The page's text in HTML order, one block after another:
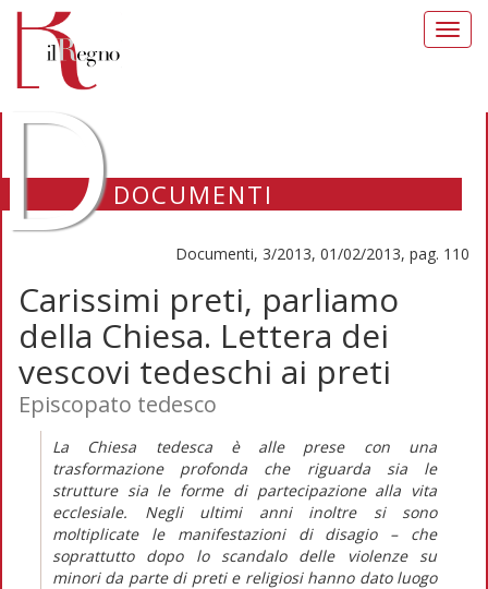
DOCUMENTI
Documenti, 3/2013, 01/02/2013, pag. 110
Carissimi preti, parliamo
della Chiesa. Lettera dei
vescovi tedeschi ai preti
Episcopato tedesco
La Chiesa tedesca è alle prese con una
trasformazione profonda che riguarda sia le
strutture sia le forme di partecipazione alla vita
ecclesiale. Negli ultimi anni inoltre si sono
moltiplicate le manifestazioni di disagio – che
soprattutto dopo lo scandalo delle violenze su
minori da parte di preti e religiosi hanno dato luogo